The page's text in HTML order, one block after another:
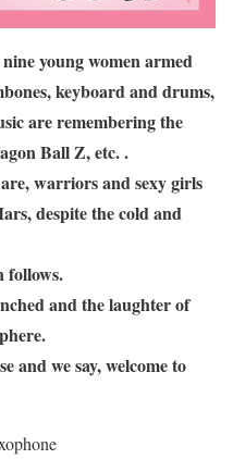
young women armed
keyboard and drums,
are remembering the
Ball Z, etc. .
warriors and sexy girls
despite the cold and
follows.
and the laughter of
and we say, welcome to